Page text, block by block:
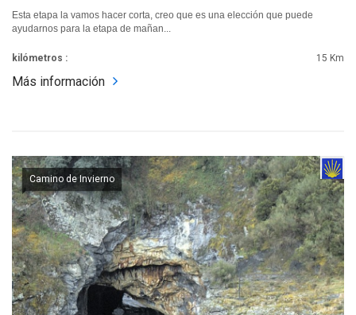
Esta etapa la vamos hacer corta, creo que es una elección que puede
ayudarnos para la etapa de mañan...
kilómetros : 15 Km
Más información
Camino de Invierno